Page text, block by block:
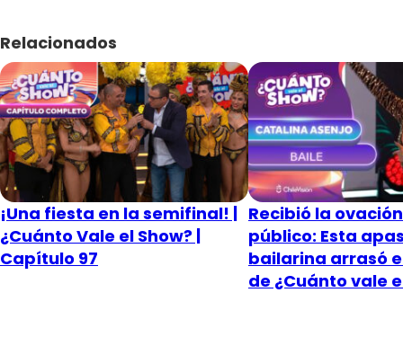
Relacionados
¡Una fiesta en la semifinal! |
¿Cuánto Vale el Show? |
Capítulo 97
Recibió la
público: Esta
bailarina arrasó
de ¿Cuánto vale